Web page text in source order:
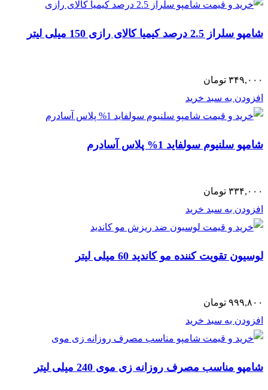
شامپو سلراز 2.5 درصد کیمیا کالای رازی 150 میلی لیتر
۳۴۹,۰۰۰ تومان
افزودن به سبد خرید
شامپو سلنیوم سولفاید 1% پلاس آسادرم
۳۳۴,۰۰۰ تومان
افزودن به سبد خرید
لوسیون تقویت کننده مو کاندید 60 میلی لیتر
۹۹۹,۸۰۰ تومان
افزودن به سبد خرید
شامپو مناسب مصرف روزانه زی موی 240 میلی لیتر